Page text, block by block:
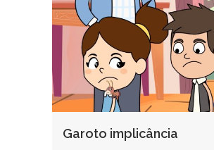
Garoto implicância